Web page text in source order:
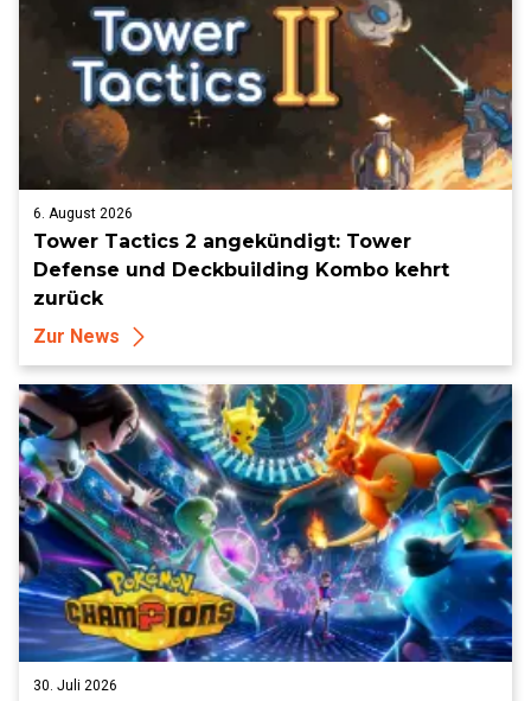
6. August 2026
Tower Tactics 2 angekündigt: Tower
Defense und Deckbuilding Kombo kehrt
zurück
Zur News
30. Juli 2026